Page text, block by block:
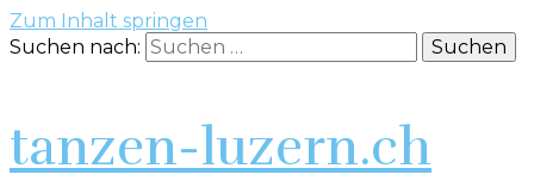
Zum Inhalt springen
Suchen nach:
tanzen-luzern.ch